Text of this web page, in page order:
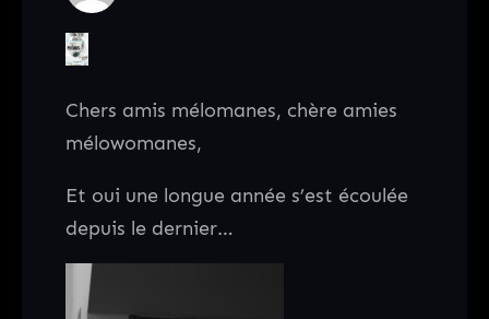
Chers amis mélomanes, chère amies
mélowomanes,
Et oui une longue année s’est écoulée
depuis le dernier…